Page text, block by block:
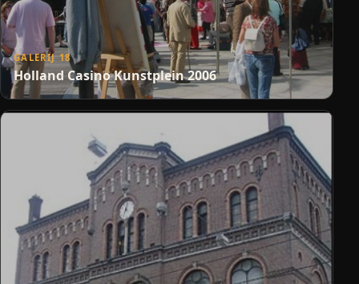
GALERIJ 18
Holland Casino Kunstplein 2006